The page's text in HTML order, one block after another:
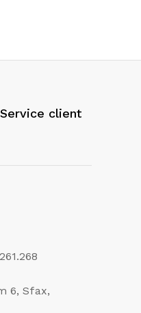
Service client
6, Sfax,